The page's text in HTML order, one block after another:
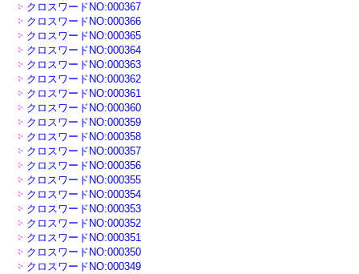
クロスワードNO:000367
クロスワードNO:000366
クロスワードNO:000365
クロスワードNO:000364
クロスワードNO:000363
クロスワードNO:000362
クロスワードNO:000361
クロスワードNO:000360
クロスワードNO:000359
クロスワードNO:000358
クロスワードNO:000357
クロスワードNO:000356
クロスワードNO:000355
クロスワードNO:000354
クロスワードNO:000353
クロスワードNO:000352
クロスワードNO:000351
クロスワードNO:000350
クロスワードNO:000349